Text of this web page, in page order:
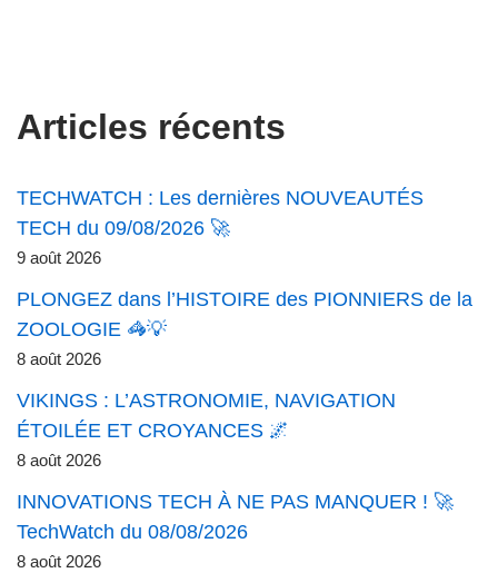
Articles récents
TECHWATCH : Les dernières NOUVEAUTÉS
TECH du 09/08/2026 🚀
9 août 2026
PLONGEZ dans l’HISTOIRE des PIONNIERS de la
ZOOLOGIE 🦓💡
8 août 2026
VIKINGS : L’ASTRONOMIE, NAVIGATION
ÉTOILÉE ET CROYANCES 🌌
8 août 2026
INNOVATIONS TECH À NE PAS MANQUER ! 🚀
TechWatch du 08/08/2026
8 août 2026